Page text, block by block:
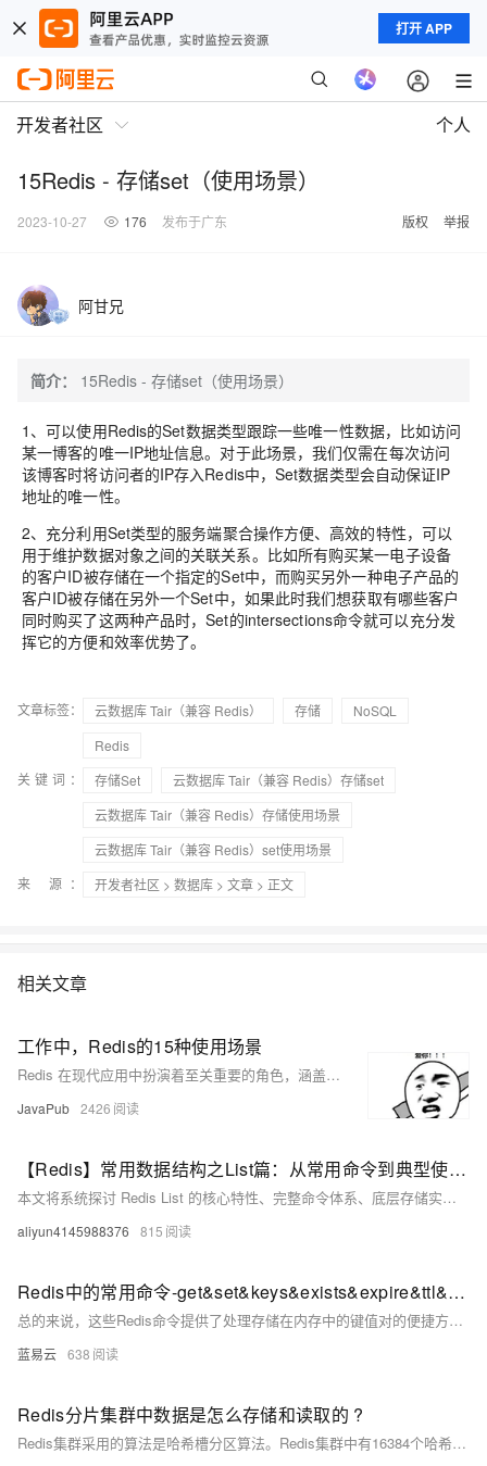
打开 APP
开发者社区 个人
15Redis - 存储set（使用场景）
2023-10-27 176 发布于广东 版权 举报
阿甘兄
简介： 15Redis - 存储set（使用场景）
1、可以使用Redis的Set数据类型跟踪一些唯一性数据，比如访问
某一博客的唯一IP地址信息。对于此场景，我们仅需在每次访问
该博客时将访问者的IP存入Redis中，Set数据类型会自动保证IP
地址的唯一性。
2、充分利用Set类型的服务端聚合操作方便、高效的特性，可以
用于维护数据对象之间的关联关系。比如所有购买某一电子设备
的客户ID被存储在一个指定的Set中，而购买另外一种电子产品的
客户ID被存储在另外一个Set中，如果此时我们想获取有哪些客户
同时购买了这两种产品时，Set的intersections命令就可以充分发
挥它的方便和效率优势了。
文章标签： 云数据库 Tair（兼容 Redis） 存储
NoSQL
Redis
关键词：
存储Set
云数据库 Tair（兼容 Redis）存储set
云数据库 Tair（兼容 Redis）存储使用场景
云数据库 Tair（兼容 Redis）set使用场景
来 源：
开发者社区 > 数据库 > 文章 > 正文
相关文章
工作中，Redis的15种使用场景
Redis 在现代应用中扮演着至关重要的角色，涵盖缓存加速、分布式锁、实时排行榜、计数器、消息队列等15种常见场景。它通过高效的数据结构和原子操作，大幅提升系统性能和响应速度，广泛应用于会话管理、签到系统、限流控制、购物车、抽奖活动、全页缓存、发布订阅、地理位置服务、分布式ID生成及数据过期处理等领域。灵活运用这些特性，可显著优化开发效率和用户体验。
JavaPub 2426
【Redis】常用数据结构之List篇：从常用命令到典型使用场景
本文将系统探讨 Redis List 的核心特性、完整命令体系、底层存储实现以及典型实践场景，为读者构建从理论到应用的完整认知框架，助力开发者在实际业务中高效运用这一数据结构解决问题。
aliyun4145988376 815
Redis中的常用命令-get&set&keys&exists&expire&ttl&type的详细解析
总的来说，这些Redis命令提供了处理存储在内存中的键值对的便捷方式。通过理解和运用它们，你可以更有效地在Redis中操作数据，使其更好地服务于你的应用。
蓝易云 638
Redis分片集群中数据是怎么存储和读取的 ?
Redis集群采用的算法是哈希槽分区算法。Redis集群中有16384个哈希槽（槽的范围是 0 -16383，哈希槽），将不同的哈希槽分布在不同的Redis节点上面进行管理，也就是说每个Redis节点只负责一部分的哈希槽。在对数据进行操作的时候，集群会对使用CRC16算法对key进行计算并对16384取模（slot = CRC16(key)%16383），得到的结果就是 Key-Value 所放入的槽，通过这个值，去找到对应的槽所对应的Redis节点，然后直接到这个对应的节点上进行存取操作